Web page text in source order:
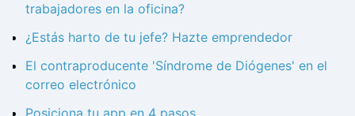
trabajadores en la oficina?
¿Estás harto de tu jefe? Hazte emprendedor
El contraproducente 'Síndrome de Diógenes' en el
correo electrónico